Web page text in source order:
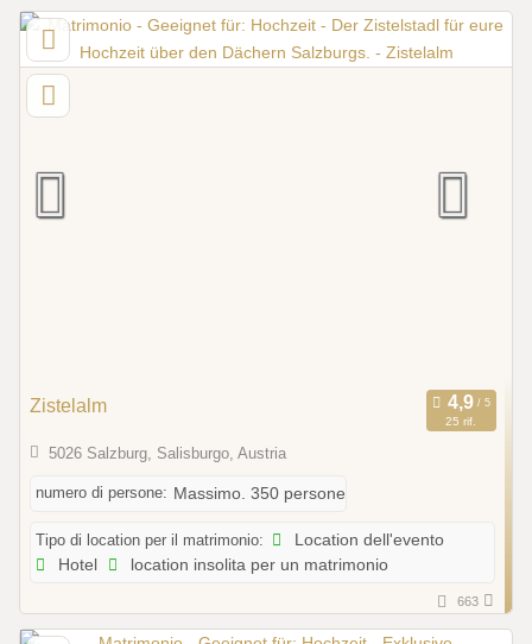
Zistelalm
25 rif.
5026 Salzburg, Salisburgo, Austria
numero di persone: Massimo. 350 persone
Tipo di location per il matrimonio:
Location dell'evento
Hotel
location insolita per un matrimonio
663